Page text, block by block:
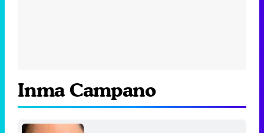
Inma Campano